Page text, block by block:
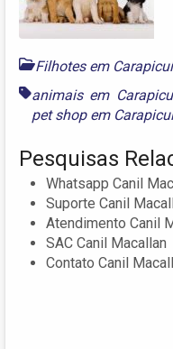
Filhotes em
animais em
pet shop em
Pesquisas
Whatsapp Canil
Suporte Canil
Atendimento Canil
SAC Canil Macallan
Contato Canil